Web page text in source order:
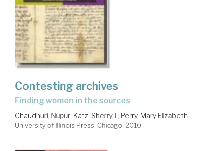
Contesting archives
finding women in the sources
Chaudhuri, Nupur; Katz, Sherry J.; Perry, Mary Elizabeth
University of Illinois Press. Chicago, 2010